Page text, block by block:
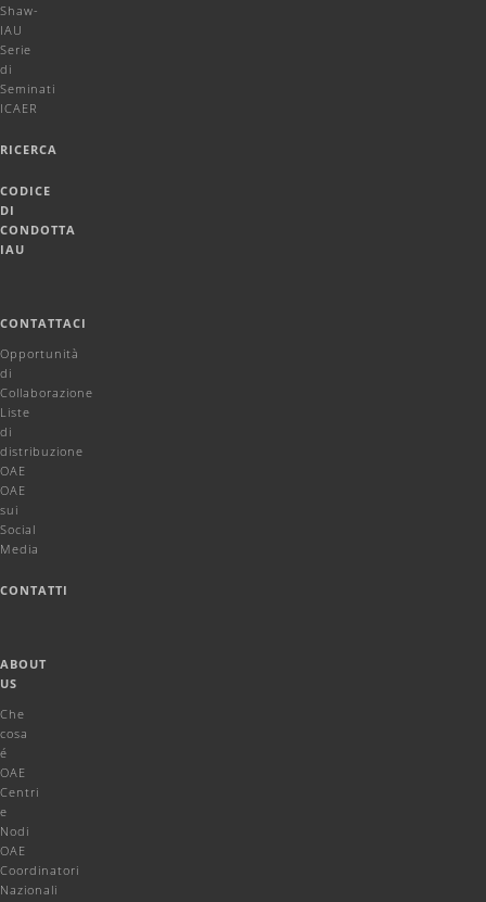
Shaw-
IAU
Serie
di
Seminati
ICAER
RICERCA
CODICE
DI
CONDOTTA
IAU
CONTATTACI
Opportunità
di
Collaborazione
Liste
di
distribuzione
OAE
OAE
sui
Social
Media
CONTATTI
ABOUT
US
Che
cosa
é
OAE
Centri
e
Nodi
OAE
Coordinatori
Nazionali